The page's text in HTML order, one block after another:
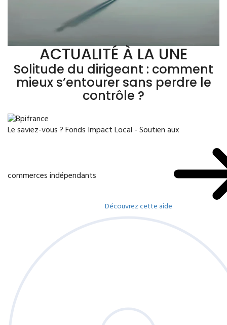
ACTUALITÉ À LA UNE
Solitude du dirigeant : comment
mieux s’entourer sans perdre le
contrôle ?
Le saviez-vous ?Fonds Impact Local - Soutien aux
commerces indépendants
Découvrez cette aide